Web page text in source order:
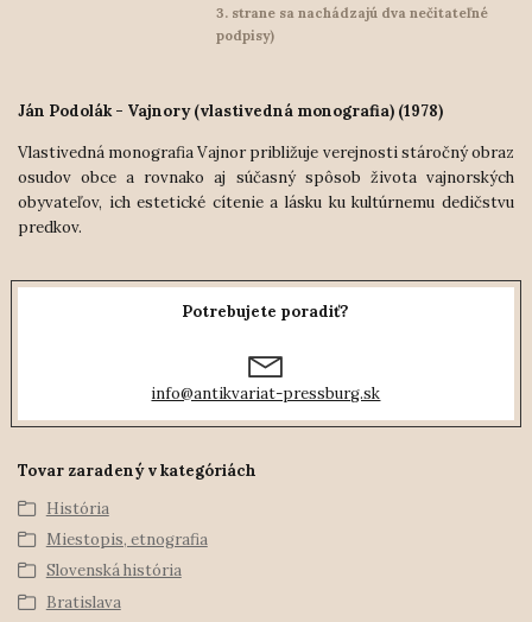
3. strane sa nachádzajú dva nečitateľné
podpisy)
Ján Podolák - Vajnory (vlastivedná monografia) (1978)
Vlastivedná monografia Vajnor približuje verejnosti stáročný obraz
osudov obce a rovnako aj súčasný spôsob života vajnorských
obyvateľov, ich estetické cítenie a lásku ku kultúrnemu dedičstvu
predkov.
Potrebujete poradiť?
info@antikvariat-pressburg.sk
Tovar zaradený v kategóriách
História
Miestopis, etnografia
Slovenská história
Bratislava